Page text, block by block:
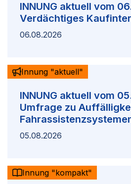
INNUNG aktuell vom
Verdächtiges
06.08.2026
INNUNG aktuell vom
Umfrage zu
Innung "aktuell"
05.08.2026
Innung "kompakt"